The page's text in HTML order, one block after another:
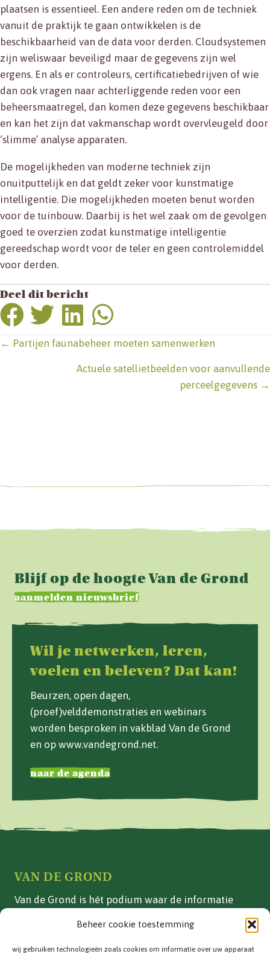
Beheer cookie toestemming
wij gebruiken technologieën zoals cookies om informatie over uw apparaat
plaatsen is essentieel. Een andere reden om de techniek
vanuit de praktijk te gaan ontwikkelen is de
beschikbaarheid van de data voor derden. Cloudsystemen
zijn weliswaar beveiligd maar de gegevens zijn wel
ergens. En als er controleurs, certificatiebedrijven of wie
dan ook vragen naar achterliggende reden voor een
beheersmaatregel, dan komen deze gegevens beschikbaar
en kan het zijn dat vakmanschap wordt overvleugeld door
‘slimme’ analyse apparaten.
De mogelijkheden van moderne techniek zijn
onuitputtelijk en dat geldt zeker voor kunstmatige
intelligentie. Die mogelijkheden moeten benut worden
voor de tuinbouw. Daarbij is het wel zaak om de gevolgen
goed te overzien zodat kunstmatige intelligentie
gereedschap wordt voor de teler en geen controlemiddel
voor derden.
Deel dit bericht
Posts
navigation
← Partijen faunabeheer moeten samenwerken
Actuele satellietbeelden voor aanvullende
perceelgegevens →
Blijf op de hoogte Van de Grond
aanmelden nieuwsbrief
Wil je netwerken, leren,
voelen en beleven? Dat kan!
Beurzen, open dagen,
(proef)velddemonstraties en webinars
worden besproken in vakblad Van de Grond
en op www.vandegrond.net.
naar de agenda
VAN DE GROND
Van de Grond is hét podium waar de informatie